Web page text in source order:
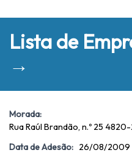
Lista de
→
Morada:
Rua Raúl Brandão, n.º 25
Data de Adesão: 26/08/2009